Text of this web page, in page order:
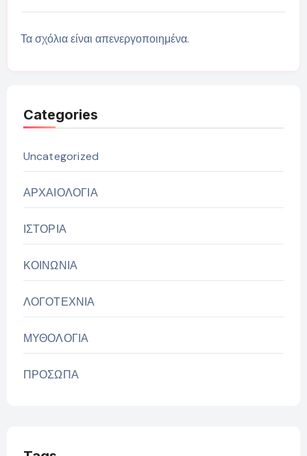
Τα σχόλια είναι απενεργοποιημένα.
Categories
Uncategorized
ΑΡΧΑΙΟΛΟΓΙΑ
ΙΣΤΟΡΙΑ
ΚΟΙΝΩΝΙΑ
ΛΟΓΟΤΕΧΝΙΑ
ΜΥΘΟΛΟΓΙΑ
ΠΡΟΣΩΠΑ